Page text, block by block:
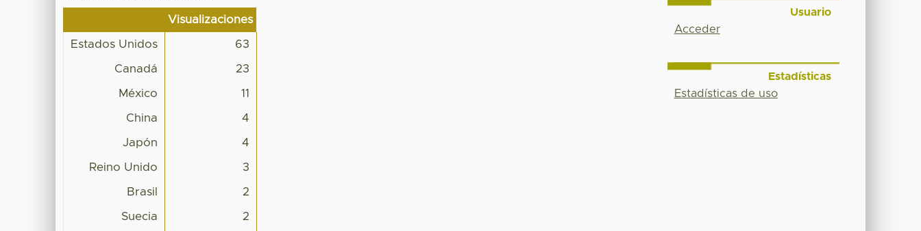
Visualizaciones
Estados Unidos 63
Canadá 23
México 11
China 4
Japón 4
Reino Unido 3
Brasil 2
Suecia 2
Usuario
Acceder
Estadísticas
Estadísticas de uso